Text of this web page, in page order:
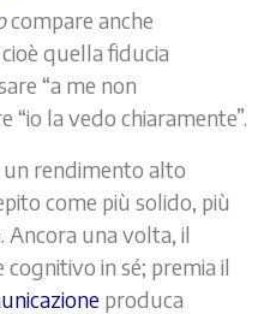
compare anche
cioè quella fiducia
“a me non
“io la vedo chiaramente”.
rendimento alto
come più solido, più
Ancora una volta, il
cognitivo in sé; premia il
produca